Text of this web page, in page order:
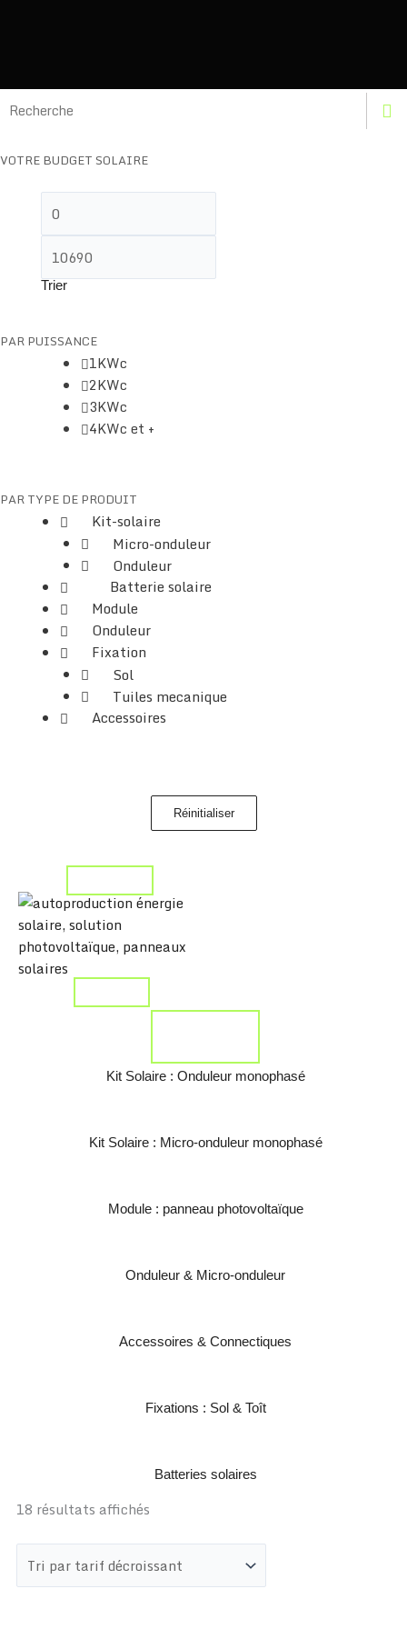
VOTRE BUDGET SOLAIRE
PAR PUISSANCE
1KWc
2KWc
3KWc
4KWc et +
PAR TYPE DE PRODUIT
Kit-solaire
Micro-onduleur
Onduleur
Batterie solaire
Module
Onduleur
Fixation
Sol
Tuiles mecanique
Accessoires
Réinitialiser
Kit Solaire : Onduleur monophasé
Kit Solaire : Micro-onduleur monophasé
Module : panneau photovoltaïque
Onduleur & Micro-onduleur
Accessoires & Connectiques
Fixations : Sol & Toît
Batteries solaires
18 résultats affichés